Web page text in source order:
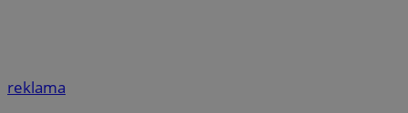
reklama